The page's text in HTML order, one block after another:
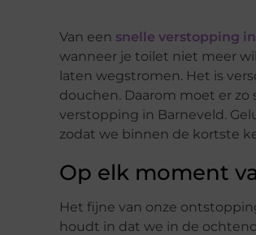
Van een snelle verstopping
wanneer je toilet niet meer
laten wegstromen. Het is
douchen. Daarom moet er
verstopping in Barneveld.
zodat we binnen de kortste
Op elk moment
Het fijne van onze
houdt in dat we in de